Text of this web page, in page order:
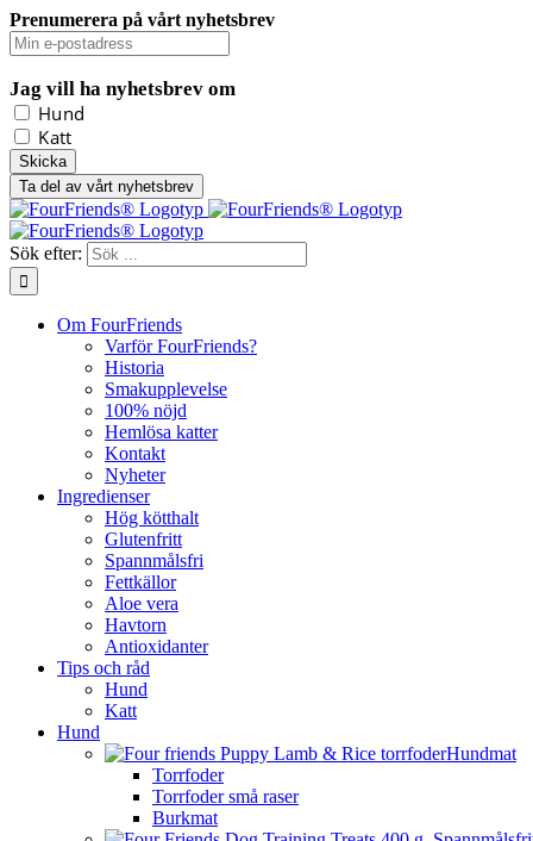
Prenumerera på vårt nyhetsbrev
Jag vill ha nyhetsbrev om
Hund
Katt
Ta del av vårt nyhetsbrev
Sök efter:
Om FourFriends
Varför FourFriends?
Historia
Smakupplevelse
100% nöjd
Hemlösa katter
Kontakt
Nyheter
Ingredienser
Hög kötthalt
Glutenfritt
Spannmålsfri
Fettkällor
Aloe vera
Havtorn
Antioxidanter
Tips och råd
Hund
Katt
Hund
Hundmat
Torrfoder
Torrfoder små raser
Burkmat